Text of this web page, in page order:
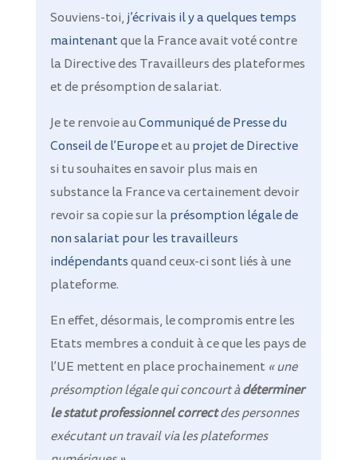
Souviens-toi, j’écrivais il y a quelques temps
maintenantque la France avait voté contre
la Directive des Travailleurs des plateformes
et de présomption de salariat.
Je te renvoie auCommuniqué de Presse du
Conseil de l’Europeet au projet de Directive
si tu souhaites en savoir plus mais en
substance la France va certainement devoir
revoir sa copie sur laprésomption légale de
non salariat pour les travailleurs
indépendantsquand ceux-ci sont liés à une
plateforme.
En effet, désormais, le compromis entre les
Etats membres a conduit à ce que les pays de
l’UE mettent en place prochainement « une
présomption légale qui concourt àdéterminer
le statut professionnel correctdes personnes
exécutant un travail via les plateformes